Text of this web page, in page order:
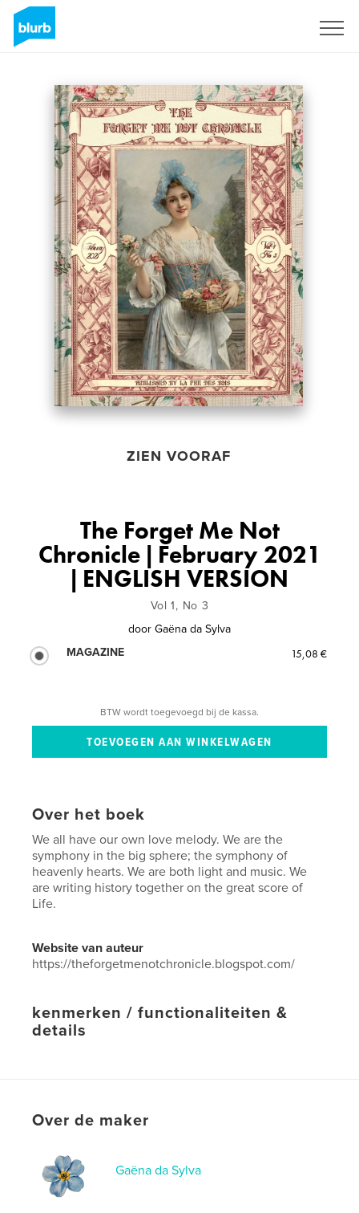
ZIEN VOORAF
The Forget Me Not
Chronicle | February 2021
| ENGLISH VERSION
Vol 1, No 3
door Gaëna da Sylva
MAGAZINE
15,08 €
BTW wordt toegevoegd bij de kassa.
Over het boek
We all have our own love melody. We are the
symphony in the big sphere; the symphony of
heavenly hearts. We are both light and music. We
are writing history together on the great score of
Life.
Website van auteur
https://theforgetmenotchronicle.blogspot.com/
kenmerken / functionaliteiten &
details
Aantal pagina's:64
TaalEnglish
Over de maker
Gaëna da Sylva